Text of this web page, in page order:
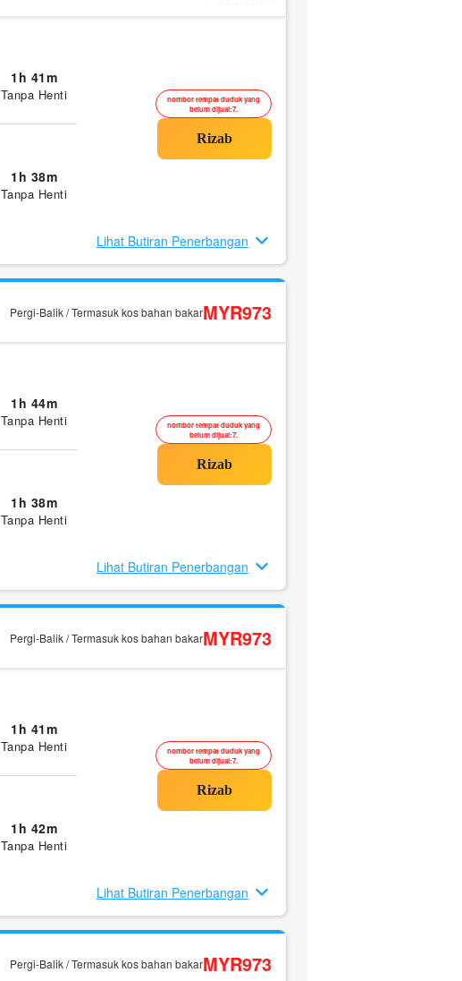
1h 41m
Tanpa Henti
1h 38m
Tanpa Henti
nombor tempat duduk yang
belum dijual:7.
Lihat Butiran Penerbangan
Pergi-Balik / Termasuk kos bahan bakarMYR973
1h 44m
Tanpa Henti
1h 38m
Tanpa Henti
nombor tempat duduk yang
belum dijual:7.
Lihat Butiran Penerbangan
Pergi-Balik / Termasuk kos bahan bakarMYR973
1h 41m
Tanpa Henti
1h 42m
Tanpa Henti
nombor tempat duduk yang
belum dijual:7.
Lihat Butiran Penerbangan
Pergi-Balik / Termasuk kos bahan bakarMYR973